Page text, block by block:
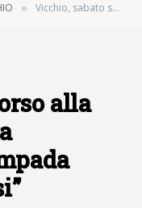
» Vicchio, sabato scorso alla Marcia di Barbiana consegnata la “Lampada della Pace di Assisi”
alla